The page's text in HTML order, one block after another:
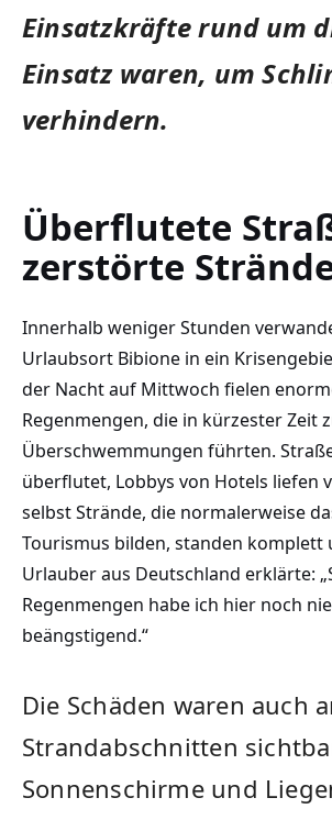
Einsatzkräfte rund um
Einsatz waren, um
verhindern.
Überflutete
zerstörte
Innerhalb weniger Stunden
Urlaubsort Bibione in ein
der Nacht auf Mittwoch fielen
Regenmengen, die in kürzester Zeit
Überschwemmungen führten.
überflutet, Lobbys von Hotels liefen
selbst Strände, die normalerweise
Tourismus bilden, standen komplett
Urlauber aus Deutschland erklärte:
Regenmengen habe ich hier noch
beängstigend.“
Die Schäden waren auch
Strandabschnitten
Sonnenschirme und